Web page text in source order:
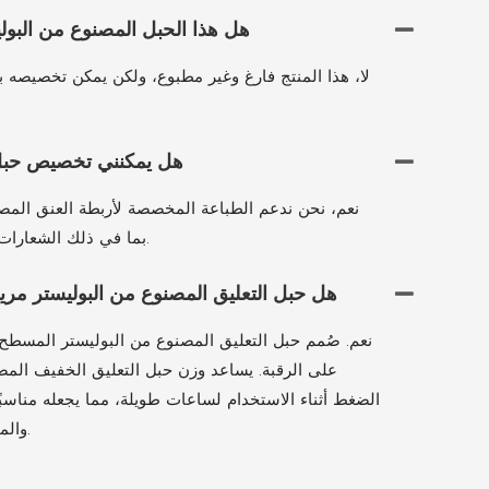
هل هذا الحبل المصنوع من
لا، هذا المنتج فارغ وغير مطبوع، ولكن يمكن تخصيصه
هل يمكنني تخصيص
نعم، نحن ندعم الطباعة المخصصة لأربطة العنق
بما في ذلك الشعارات والألوان والملحقات الإضافية.
هل حبل التعليق المصنوع من البوليستر
نعم. صُمم حبل التعليق المصنوع من البوليستر
على الرقبة. يساعد وزن حبل التعليق الخفيف
الضغط أثناء الاستخدام لساعات طويلة، مما يجعله
والمدارس والمؤتمرات والفعاليات.